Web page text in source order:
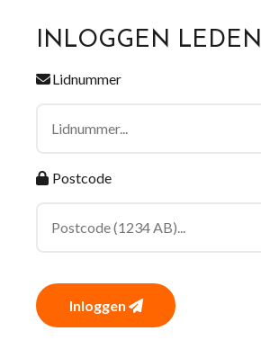
INLOGGEN LEDEN
Lidnummer
Postcode
Inloggen